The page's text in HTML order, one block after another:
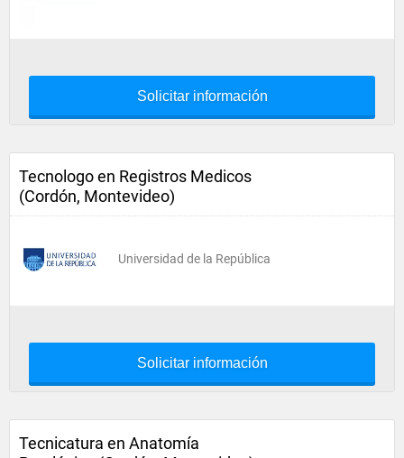
Solicitar información
Tecnologo en Registros Medicos
(Cordón, Montevideo)
Universidad de la República
Solicitar información
Tecnicatura en Anatomía